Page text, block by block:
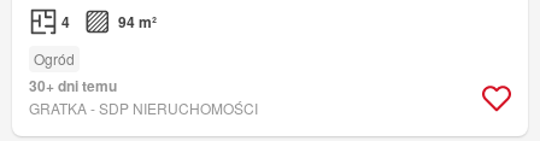
4 94 m²
Ogród
30+ dni temu
GRATKA - SDP NIERUCHOMOŚCI